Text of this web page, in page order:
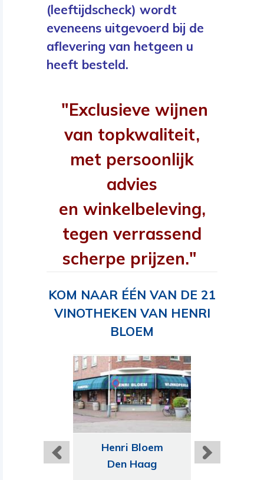
(leeftijdscheck) wordt
eveneens uitgevoerd bij de
aflevering van hetgeen u
heeft besteld.
"Exclusieve wijnen
van topkwaliteit,
met persoonlijk
advies
en winkelbeleving,
tegen verrassend
scherpe prijzen."
KOM NAAR ÉÉN VAN DE 21
VINOTHEKEN VAN HENRI
BLOEM
Henri Bloem
Den Haag